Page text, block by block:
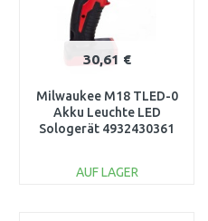
30,61 €
Milwaukee M18 TLED-0
Akku Leuchte LED
Sologerät 4932430361
AUF LAGER